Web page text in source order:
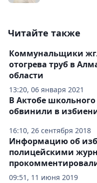
Читайте также
13:20, 06 января 2021
Коммунальщики
отогрева труб в
области
16:10, 26 сентября 2018
В Актобе
обвинили в
09:51, 11 июня 2019
Информацию об
полицейскими